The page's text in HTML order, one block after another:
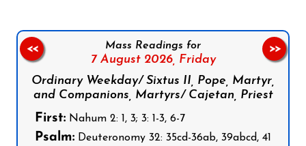
Mass Readings for
7 August 2026, Friday
Ordinary Weekday/ Sixtus II, Pope, Martyr,
and Companions, Martyrs/ Cajetan, Priest
First: Nahum 2: 1, 3; 3: 1-3, 6-7
Psalm: Deuteronomy 32: 35cd-36ab, 39abcd, 41
<< >>